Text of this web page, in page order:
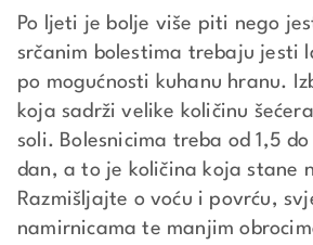
Po ljeti je bolje više piti nego
srčanim bolestima trebaju jesti
po mogućnosti kuhanu hranu.
koja sadrži velike količinu
soli. Bolesnicima treba od 1,5
dan, a to je količina koja stane
Razmišljajte o voću i povrću,
namirnicama te manjim